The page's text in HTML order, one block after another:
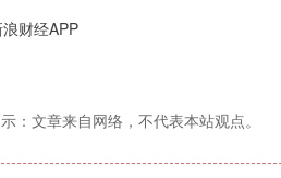
财经APP
：文章来自网络，不代表本站观点。